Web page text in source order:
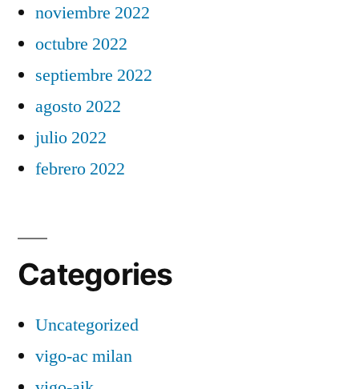
noviembre 2022
octubre 2022
septiembre 2022
agosto 2022
julio 2022
febrero 2022
Categories
Uncategorized
vigo-ac milan